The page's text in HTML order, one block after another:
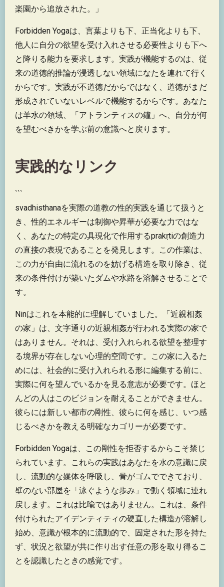
楽園から追放された。」
Forbidden Yogaは、言葉よりも下、正当化よりも下、
他人に自分の欲望を受け入れさせる必要性よりも下へ
と降りる能力を要求します。実践が機能するのは、従
来の道徳的推論が浸透しない領域になたを連れて行く
からです。実践が不道徳だからではなく、道徳がまだ
形成されていないレベルで機能するからです。あなた
は羊水の領域、「アトランティスの鐘」へ、自分が何
を望むべきかを学ぶ前の意識へと戻ります。
実践的なリンク
```
svadhisthanaを実際の道教の性的実践を通じて扱うと
き、性的エネルギーは制御や昇華が必要な力ではな
く、あなたの特定の具現化で作用するprakṛtiの創造力
の直接の表現であることを発見します。この作業は、
この力が自由に流れるのを妨げる構造を取り除き、従
来の条件付けが築いたダムや水路を溶解させることで
す。
Ninはこれを本能的に理解していました。「近親相姦
の家」は、文字通りの近親相姦が行われる実際の家で
はありません。それは、受け入れられる欲望を整理す
る境界が存在しない心理的空間です。この家に入るた
めには、社会的に受け入れられる形に編集する前に、
実際に何を望んでいるかを見る意志が必要です。ほと
んどの人はこのビジョンを耐えることができません。
彼らには新しい都市の剛性、彼らに何を感じ、いつ感
じるべきかを教える明確なカゴリーが必要です。
Forbidden Yogaは、この剛性を拒否するからこそ禁じ
られています。これらの実践はあなたを水の意識に戻
し、流動的な媒体を呼吸し、骨がゴムでできており、
壁のない部屋を「泳ぐような歩み」で動く領域に連れ
戻します。これは比喩ではありません。これは、条件
付けられたアイデンティティの硬直した構造が溶解し
始め、意識が根本的に流動的で、固定された形を持た
ず、状況と欲望が共に作り出す任意の形を取り得るこ
とを認識したときの感覚です。